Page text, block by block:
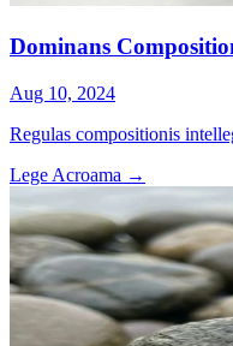
Dominans
Aug 10, 2024
Regulas compositionis
Lege Acroama →